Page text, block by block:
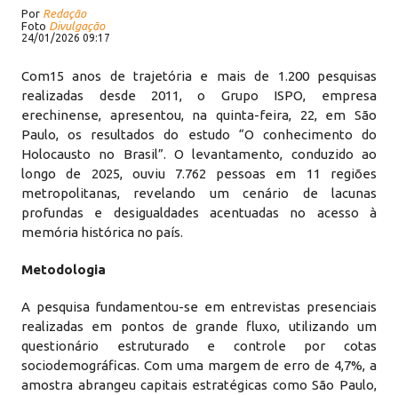
Por Redação
Foto Divulgação
24/01/2026 09:17
Com15 anos de trajetória e mais de 1.200 pesquisas
realizadas desde 2011, o Grupo ISPO, empresa
erechinense, apresentou, na quinta-feira, 22, em São
Paulo, os resultados do estudo “O conhecimento do
Holocausto no Brasil”. O levantamento, conduzido ao
longo de 2025, ouviu 7.762 pessoas em 11 regiões
metropolitanas, revelando um cenário de lacunas
profundas e desigualdades acentuadas no acesso à
memória histórica no país.
Metodologia
A pesquisa fundamentou-se em entrevistas presenciais
realizadas em pontos de grande fluxo, utilizando um
questionário estruturado e controle por cotas
sociodemográficas. Com uma margem de erro de 4,7%, a
amostra abrangeu capitais estratégicas como São Paulo,